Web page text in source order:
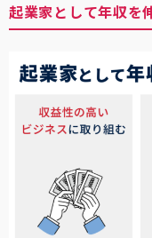
起業家として年収を